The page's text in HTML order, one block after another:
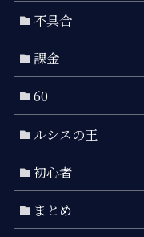
不具合
課金
60
ルシスの王
初心者
まとめ